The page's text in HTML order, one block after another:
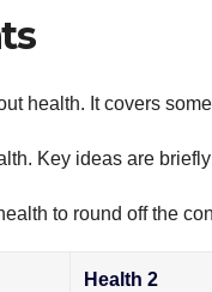
health. It covers
Key ideas are
to round off the
Health 2